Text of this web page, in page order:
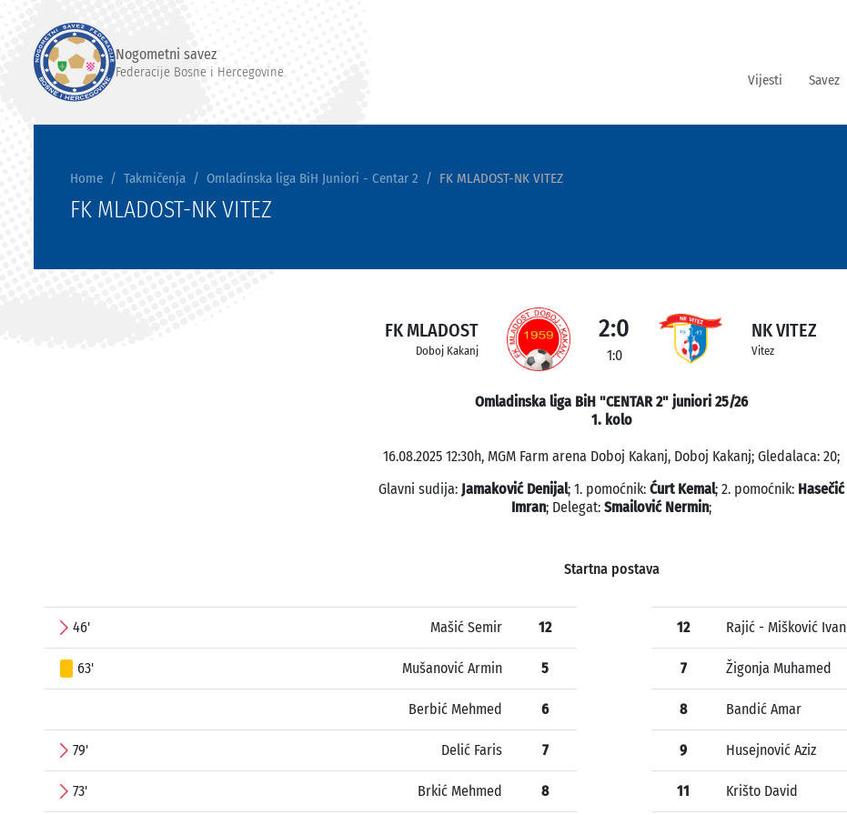
Nogometni savez
Federacije Bosne i Hercegovine Vijesti Savez
Home Takmičenja Omladinska liga BiH Juniori - Centar 2 FK MLADOST-NK VITEZ
FK MLADOST-NK VITEZ
FK MLADOST
Doboj Kakanj
2:0
1:0
NK VITEZ
Vitez
Omladinska liga BiH "CENTAR 2" juniori 25/26
1. kolo
16.08.2025 12:30h, MGM Farm arena Doboj Kakanj, Doboj Kakanj; Gledalaca: 20;
Glavni sudija: Jamaković Denijal; 1. pomoćnik: Ćurt Kemal; 2. pomoćnik: Hasečić
Imran; Delegat: Smailović Nermin;
Startna postava
46' Mašić Semir 12
63' Mušanović Armin 5
Berbić Mehmed 6
79' Delić Faris 7
73' Brkić Mehmed 8
12 Rajić - Mišković Ivan
7 Žigonja Muhamed
8 Bandić Amar
9 Husejnović Aziz
11 Krišto David